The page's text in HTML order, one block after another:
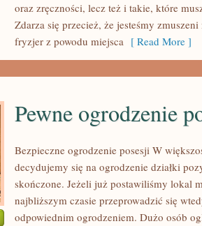
NAJPOPULARNIEJSZYCH
TYPÓW
BIŻUTERII,
KTÓRA
NIEZMIERNIE
oraz zręczności, lecz też i takie, które
Zdarza się przecież, że jesteśmy
fryzjer z powodu miejsca [ Read More ]
Pewne ogrodzenie
Bezpieczne ogrodzenie posesji W
decydujemy się na ogrodzenie działki
skończone. Jeżeli już postawiliśmy lokal
najbliższym czasie przeprowadzić się
odpowiednim ogrodzeniem. Dużo osób